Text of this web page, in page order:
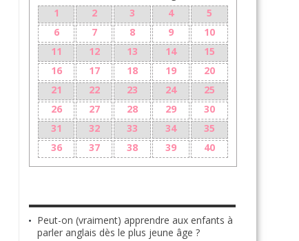
1
2 3 4
5
6
7 8 9
10
11
12 13 14
15
16
17 18 19
20
21
22 23 24
25
26
27 28 29
30
31
32 33 34
35
36
37 38 39 40
Peut-on (vraiment) apprendre aux enfants à
parler anglais dès le plus jeune âge ?